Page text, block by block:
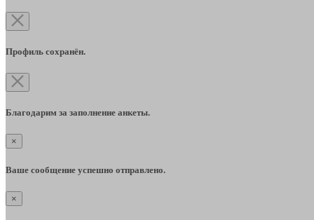
Профиль сохранён.
Благодарим за заполнение анкеты.
×
Ваше сообщение успешно отправлено.
×